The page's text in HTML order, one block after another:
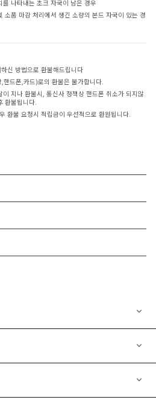
나타내는 초크 자국이 남은 경우
소품 마감 처리에서 생긴 소량의 본드 자국이 있는 경
신 방법으로 환불해드립니다
드폰,카드)로의 환불은 불가합니다.
지나 환불시, 통신사 정책상 핸드폰 취소가 되지않
환불됩니다.
환불 요청시 적립금이 우선적으로 환원됩니다.